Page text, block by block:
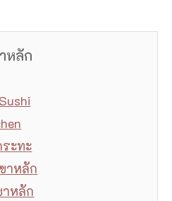
หลัก
ะทะ
าหลัก
หลัก